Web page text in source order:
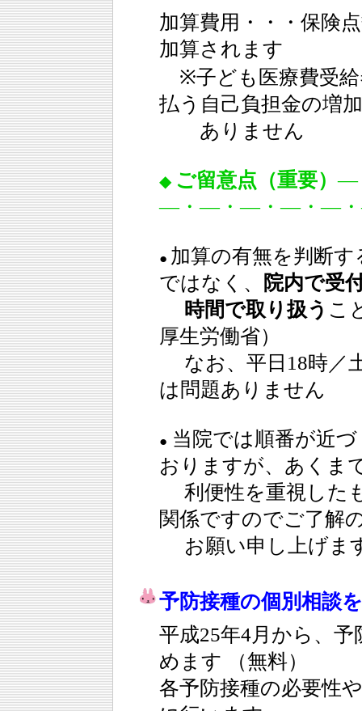
加算費用・・・保
加算されます
※子ども医療費受給
払う自己負担金の増
ありません
◆ ご留意点（重要）―
―・―・―・―・―
● 加算の有無を判断
ではなく、
院内で受
時間で取り扱う こ
厚生労働省）
なお、平日18時／
は問題ありません
● 当院では順番が近
おりますが、あくま
利便性を重視した
関係ですのでご了解
お願い申し上げま
予防接種の個別相談
平成25年4月から、
めます （無料）
各予防接種の必要性